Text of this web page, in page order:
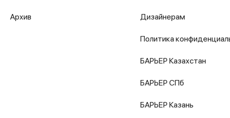
Архив Дизайнерам
Политика
БАРЬЕР Казахстан
БАРЬЕР СПб
БАРЬЕР Казань